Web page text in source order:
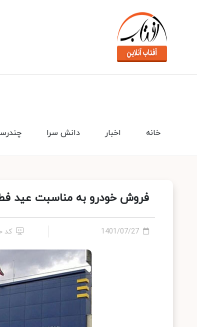
دانش سرا اخبار خانه
فروش خودرو به مناسبت عید
1401/07/27 کد خبر